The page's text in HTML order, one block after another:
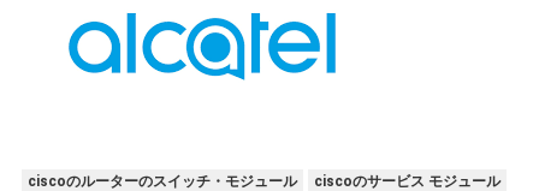
ciscoのルーターのスイッチ・モジュール
ciscoのサービス モジュール